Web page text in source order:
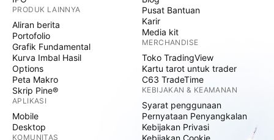
PRODUK LAINNYA
Aliran berita
Portofolio
Grafik Fundamental
Kurva Imbal Hasil
Options
Peta Makro
Skrip Pine®
APLIKASI
Mobile
Desktop
KOMUNITAS
Pusat Bantuan
Karir
Media kit
MERCHANDISE
Toko TradingView
Kartu tarot untuk trader
C63 TradeTime
KEBIJAKAN & KEAMANAN
Syarat penggunaan
Pernyataan Penyangkalan
Kebijakan Privasi
Kebijakan Cookie